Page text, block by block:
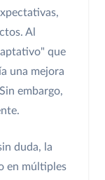
Al
que
una mejora
embargo,
duda, la
en múltiples